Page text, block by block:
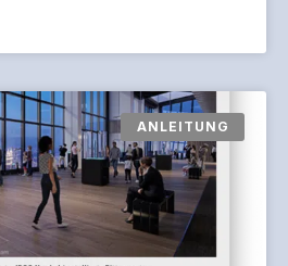
ANLEITUNG